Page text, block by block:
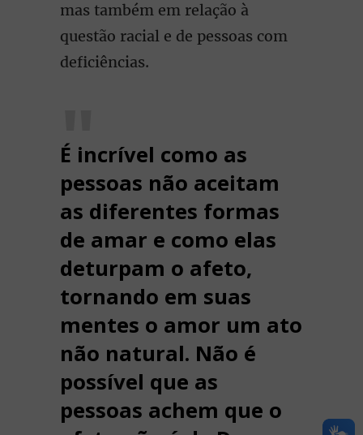
mas também em relação à
questão racial e de pessoas com
deficiências.
É incrível como as
pessoas não aceitam
as diferentes formas
de amar e como elas
deturpam o afeto,
tornando em suas
mentes o amor um ato
não natural. Não é
possível que as
pessoas achem que o